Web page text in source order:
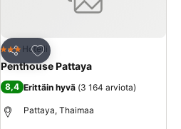
Jaa
Lisää suosikkeihin
3 Tähtiluokitus
Hotelli
Penthouse Pattaya
8,4 Erittäin hyvä (3 164 arviota)
Pattaya, Thaimaa